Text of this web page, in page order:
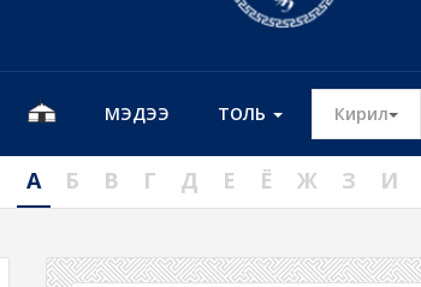
МЭДЭЭ ТОЛЬ Кирил
А Б В Г Д Е Ё Ж З И